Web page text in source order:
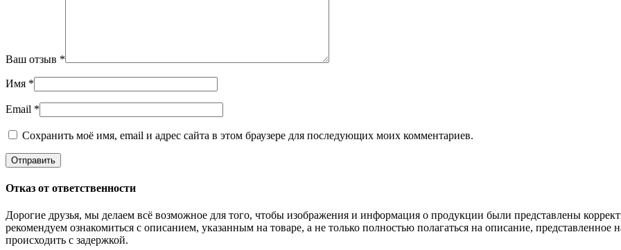
Ваш отзыв *
Имя *
Email *
Сохранить моё имя, email и адрес сайта в этом браузере для последующих моих комментариев.
Отказ от ответственности
Дорогие друзья, мы делаем всё возможное для того, чтобы изображения и информация о продукции были представлены
рекомендуем ознакомиться с описанием, указанным на товаре, а не только полностью полагаться на описание, представленное
происходить с задержкой.